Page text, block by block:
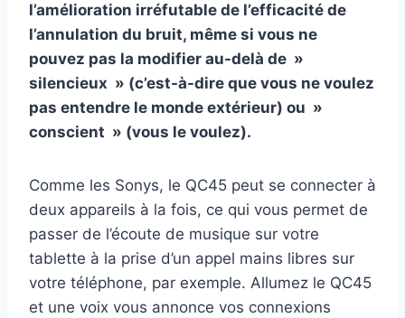
l’amélioration irréfutable de l’efficacité de
l’annulation du bruit, même si vous ne
pouvez pas la modifier au-delà de »
silencieux » (c’est-à-dire que vous ne voulez
pas entendre le monde extérieur) ou »
conscient » (vous le voulez).
Comme les Sonys, le QC45 peut se connecter à
deux appareils à la fois, ce qui vous permet de
passer de l’écoute de musique sur votre
tablette à la prise d’un appel mains libres sur
votre téléphone, par exemple. Allumez le QC45
et une voix vous annonce vos connexions